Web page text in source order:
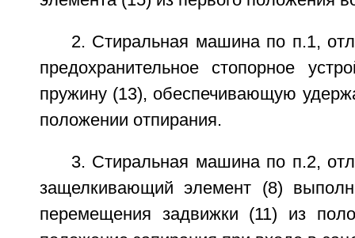
2. Стиральная машина по п.1,
предохранительное стопорное
пружину (13), обеспечивающую
положении отпирания.
3. Стиральная машина по п.2,
защелкивающий элемент (8)
перемещения задвижки (11) из